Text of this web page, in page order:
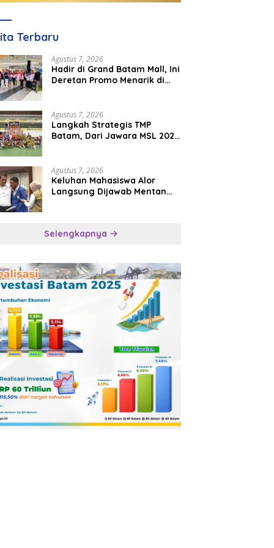
Terbaru
Agustus 7, 2026
Hadir di Grand Batam Mall, Ini
Deretan Promo Menarik di
Agustus 7, 2026
Langkah Strategis TMP
Batam, Dari Jawara MSL 2026
Agustus 7, 2026
Keluhan Mahasiswa Alor
Langsung Dijawab Mentan
Selengkapnya